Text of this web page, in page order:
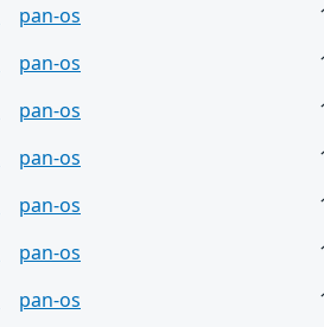
pan-os
pan-os
pan-os
pan-os
pan-os
pan-os
pan-os